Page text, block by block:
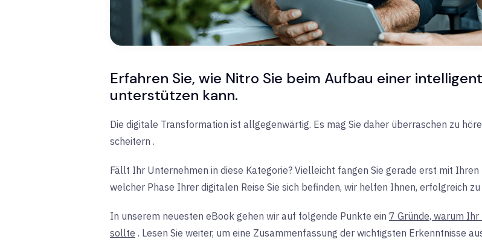
Erfahren Sie, wie Nitro Sie beim Aufbau einer
unterstützen kann.
Die digitale Transformation ist allgegenwärtig. Es mag Sie daher überraschen zu
scheitern .
Fällt Ihr Unternehmen in diese Kategorie? Vielleicht fangen Sie gerade erst mit
welcher Phase Ihrer digitalen Reise Sie sich befinden, wir helfen Ihnen, erfolgreich zu
In unserem neuesten eBook gehen wir auf folgende Punkte ein 7 Gründe, warum
sollte . Lesen Sie weiter, um eine Zusammenfassung der wichtigsten Erkenntnisse